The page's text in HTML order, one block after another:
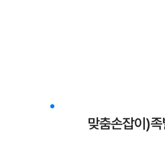
맞춤손잡이)